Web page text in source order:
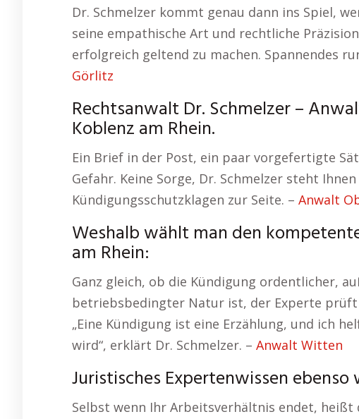
Dr. Schmelzer kommt genau dann ins Spiel,
seine empathische Art und rechtliche
erfolgreich geltend zu machen. Spannendes
Görlitz
Rechtsanwalt Dr. Schmelzer –
Koblenz am Rhein.
Ein Brief in der Post, ein paar vorgefertigte
Gefahr. Keine Sorge, Dr. Schmelzer steht
Kündigungsschutzklagen zur Seite. – Anwalt
Weshalb wählt man den
am Rhein:
Ganz gleich, ob die Kündigung ordentlicher,
betriebsbedingter Natur ist, der Experte
„Eine Kündigung ist eine Erzählung, und ich
wird“, erklärt Dr. Schmelzer. – Anwalt Witten
Juristisches Expertenwissen
Selbst wenn Ihr Arbeitsverhältnis endet,